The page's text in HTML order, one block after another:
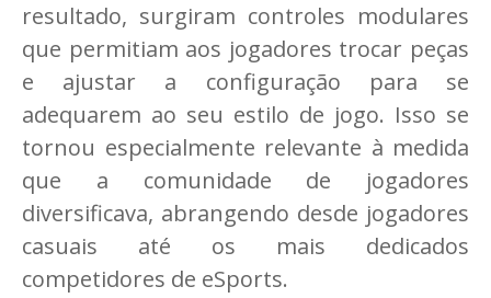
resultado, surgiram controles modulares
que permitiam aos jogadores trocar peças
e ajustar a configuração para se
adequarem ao seu estilo de jogo. Isso se
tornou especialmente relevante à medida
que a comunidade de jogadores
diversificava, abrangendo desde jogadores
casuais até os mais dedicados
competidores de eSports.